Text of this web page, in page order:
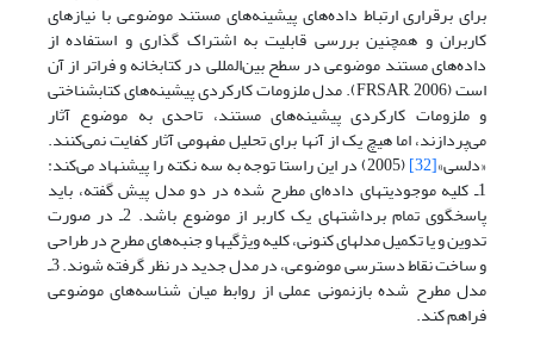
برای برقراری ارتباط داده‌های پیشینه‌های مستند موضوعی با نیازهای
کاربران و همچنین بررسی قابلیت به اشتراک گذاری و استفاده از
داده‌های مستند موضوعی در سطح بین‌المللی در کتابخانه و فراتر از آن
است (FRSAR, 2006). مدل ملزومات کارکردی پیشینه‌های کتابشناختی
و ملزومات کارکردی پیشینه‌های مستند، تاحدی به موضوع آثار
می‌پردازند، اما هیچ یک از آنها برای تحلیل مفهومی آثار کفایت نمی‌کنند.
«دلسی»[32] (2005) در این راستا توجه به سه نکته را پیشنهاد می‌کند:
1ـ کلیه موجودیتهای داده‌ای مطرح شده در دو مدل پیش گفته، باید
پاسخگوی تمام برداشتهای یک کاربر از موضوع باشد. 2ـ در صورت
تدوین و یا تکمیل مدلهای کنونی، کلیه ویژگیها و جنبه‌های مطرح در طراحی
و ساخت نقاط دسترسی موضوعی، در مدل جدید در نظر گرفته شوند. 3ـ
مدل مطرح شده بازنمونی عملی از روابط میان شناسه‌های موضوعی
فراهم کند.